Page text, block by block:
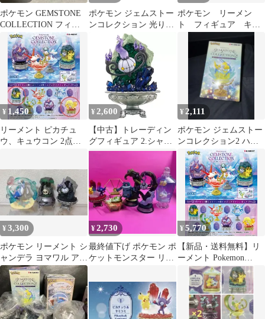
ポケモン GEMSTONE
COLLECTION フィギ
ュア
ポケモン ジェムストー
ンコレクション 光り輝
くしんぴのキセキ ２種
ピカチュウ
ポケモン リーメン
ト フィギュア キュ
炎 氷 セット
¥ 1,450
リーメント ピカチュ
ウ、キュウコン 2点セ
¥ 2,600
【中古】トレーディン
グフィギュア 2.シャン
デラ 「Pokemon
Gemstone Collection 2」
¥ 2,111
ポケモン ジェムストー
ンコレクション2 ハク
リュー フィギュア
¥3,300
ポケモン リーメント シ
ャンデラ ヨマワル アシ
レーヌ セット
¥2,730
最終値下げ ポケモン ポ
ケットモンスター リー
¥5,770
【新品・送料無料】リ
ーメント Pokemon
GEMSTONE
COLLECTON 光り輝く
しんぴのキセキ (ポケ
モン ジェムストーンコ
レクション) BOX 【全6